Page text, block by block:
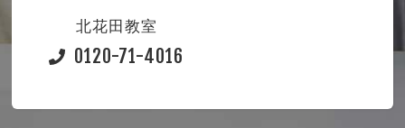
北花田教室
0120-71-4016